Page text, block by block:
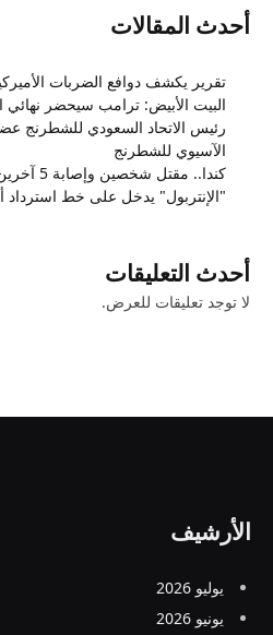
أحدث المقالات
تقرير يكشف دوافع الضربات
البيت الأبيض: ترامب سيحضر نهائي
رئيس الاتحاد السعودي للشطرنج
الآسيوي للشطرنج
كندا.. مقتل شخصين وإصابة 5 آخرين في إطلاق نار بتورونتو
"الإنتربول" يدخل على خط استرداد
أحدث التعليقات
لا توجد تعليقات للعرض.
الأرشيف
يوليو 2026
يونيو 2026